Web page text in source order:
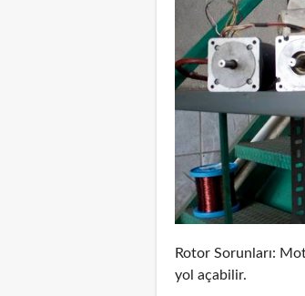
Rotor Sorunları:
yol açabilir.